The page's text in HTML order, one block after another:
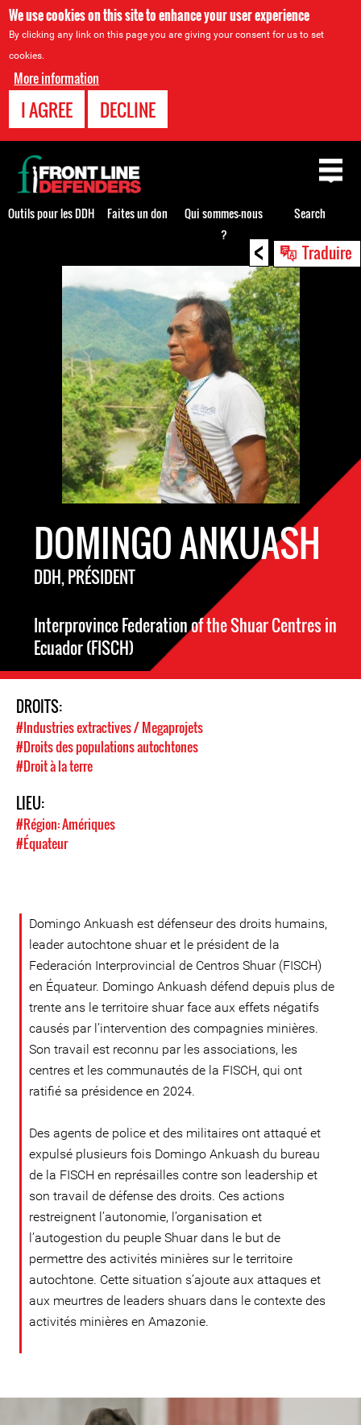
We use cookies on this site to enhance your user experience
By clicking any link on this page you are giving your consent for us to set
cookies.
More information
I AGREE DECLINE
< Traduire
DOMINGO ANKUASH
DDH, PRÉSIDENT
Interprovince Federation of the Shuar Centres in
Ecuador (FISCH)
DROITS:
#Industries extractives / Megaprojets
#Droits des populations autochtones
#Droit à la terre
LIEU:
#Région: Amériques
#Équateur
Domingo Ankuash est défenseur des droits humains,
leader autochtone shuar et le président de la
Federación Interprovincial de Centros Shuar (FISCH)
en Équateur. Domingo Ankuash défend depuis plus de
trente ans le territoire shuar face aux effets négatifs
causés par l’intervention des compagnies minières.
Son travail est reconnu par les associations, les
centres et les communautés de la FISCH, qui ont
ratifié sa présidence en 2024.
Des agents de police et des militaires ont attaqué et
expulsé plusieurs fois Domingo Ankuash du bureau
de la FISCH en représailles contre son leadership et
son travail de défense des droits. Ces actions
restreignent l’autonomie, l’organisation et
l’autogestion du peuple Shuar dans le but de
permettre des activités minières sur le territoire
autochtone. Cette situation s’ajoute aux attaques et
aux meurtres de leaders shuars dans le contexte des
activités minières en Amazonie.
Back
to
top
Outils pour les DDH Faites un don
Qui sommes-nous
?
Search